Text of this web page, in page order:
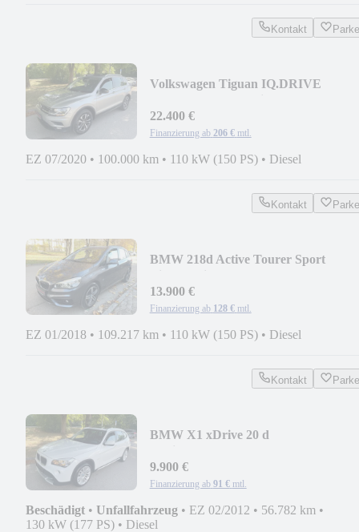
Kontakt
Volkswagen Tiguan IQ.DRIVE
22.400 €
Finanzierung ab 206 € mtl.
EZ 07/2020 • 100.000 km • 110 kW (150 PS) • Diesel
Kontakt
BMW 218d Active Tourer Sport
13.900 €
Finanzierung ab 128 € mtl.
EZ 01/2018 • 109.217 km • 110 kW (150 PS) • Diesel
Kontakt
BMW X1 xDrive 20 d
9.900 €
Finanzierung ab 91 € mtl.
Beschädigt • Unfallfahrzeug • EZ 02/2012 • 56.782 km •
130 kW (177 PS) • Diesel